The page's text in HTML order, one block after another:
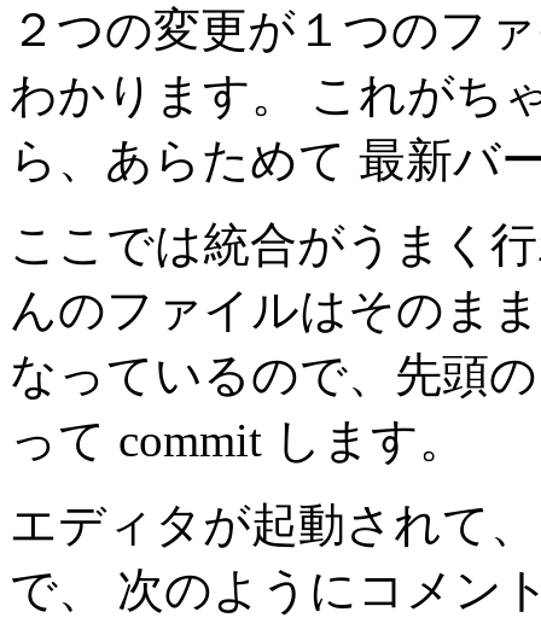
２つの変更が１つのフ
わかります。 これがち
ら、あらためて 最新バ
ここでは統合がうまく
んのファイルはそのま
なっているので、先頭
って commit します。
エディタが起動されて
で、 次のようにコメン